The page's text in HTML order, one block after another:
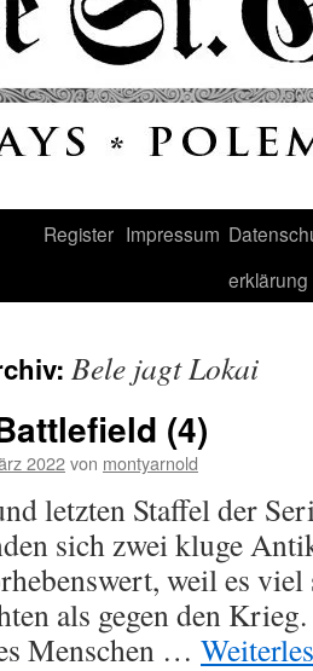
Register Impressum
erklärung
Bele jagt Lokai
(4)
2022von montyarnold
letzten Staffel der
sich zwei kluge
weil es
als gegen den
Menschen …